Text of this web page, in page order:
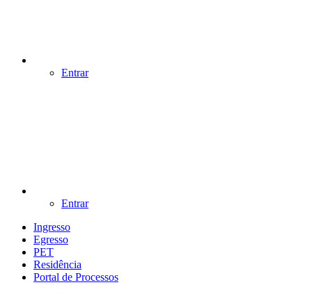
Entrar
Entrar
Ingresso
Egresso
PET
Residência
Portal de Processos